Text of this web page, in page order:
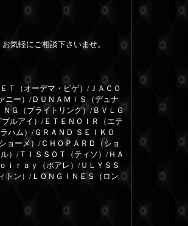
気軽にご相談下さいませ。
Ｔ（オーデマ・ピゲ）/ＪＡＣＯ
ニー）/ＤＵＮＡＭＩＳ（デュナ
Ｇ（ブライトリング）/ＢＶＬＧ
ルアイ）/ＥＴＥＮＯＩＲ（エテ
ハム）/ＧＲＡＮＤ ＳＥＩＫＯ
ョーメ）/ＣＨＯＰＡＲＤ（ショ
）/ＴＩＳＳＯＴ（ティソ）/ＨＡ
ｉｒａｙ（ポアレ）/ＵＬＹＳＳ
トン）/ＬＯＮＧＩＮＥＳ（ロン